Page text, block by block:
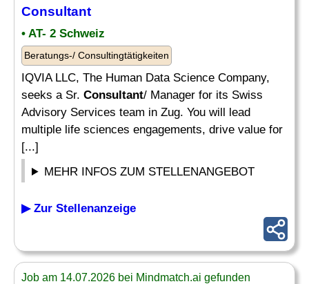
Consultant
• AT- 2 Schweiz
Beratungs-/ Consultingtätigkeiten
IQVIA LLC, The Human Data Science Company,
seeks a Sr. Consultant/ Manager for its Swiss
Advisory Services team in Zug. You will lead
multiple life sciences engagements, drive value for
[...]
MEHR INFOS ZUM STELLENANGEBOT
▶ Zur Stellenanzeige
Job am 14.07.2026 bei Mindmatch.ai gefunden